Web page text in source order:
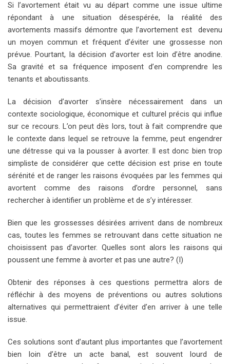
Si l’avortement était vu au départ comme une issue ultime
répondant à une situation désespérée, la réalité des
avortements massifs démontre que l’avortement est devenu
un moyen commun et fréquent d’éviter une grossesse non
prévue. Pourtant, la décision d’avorter est loin d’être anodine.
Sa gravité et sa fréquence imposent d’en comprendre les
tenants et aboutissants.
La décision d’avorter s’insère nécessairement dans un
contexte sociologique, économique et culturel précis qui influe
sur ce recours. L’on peut dès lors, tout à fait comprendre que
le contexte dans lequel se retrouve la femme, peut engendrer
une détresse qui va la pousser à avorter. Il est donc bien trop
simpliste de considérer que cette décision est prise en toute
sérénité et de ranger les raisons évoquées par les femmes qui
avortent comme des raisons d’ordre personnel, sans
rechercher à identifier un problème et de s’y intéresser.
Bien que les grossesses désirées arrivent dans de nombreux
cas, toutes les femmes se retrouvant dans cette situation ne
choisissent pas d’avorter. Quelles sont alors les raisons qui
poussent une femme à avorter et pas une autre? (I)
Obtenir des réponses à ces questions permettra alors de
réfléchir à des moyens de préventions ou autres solutions
alternatives qui permettraient d’éviter d’en arriver à une telle
issue.
Ces solutions sont d’autant plus importantes que l’avortement
bien loin d’être un acte banal, est souvent lourd de